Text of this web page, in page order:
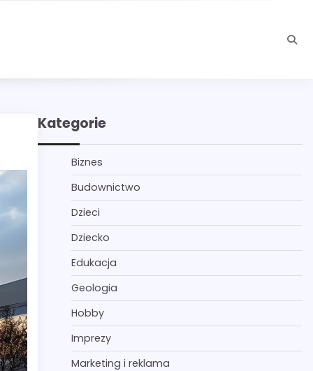
Kategorie
Biznes
Budownictwo
Dzieci
Dziecko
Edukacja
Geologia
Hobby
Imprezy
Marketing i reklama